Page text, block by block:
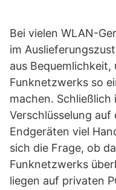
Bei vielen WLAN-
im
aus
Funknetzwerks so
machen.
Verschlüsselung auf
Endgeräten viel
sich die Frage, ob
Funknetzwerks
liegen auf privaten